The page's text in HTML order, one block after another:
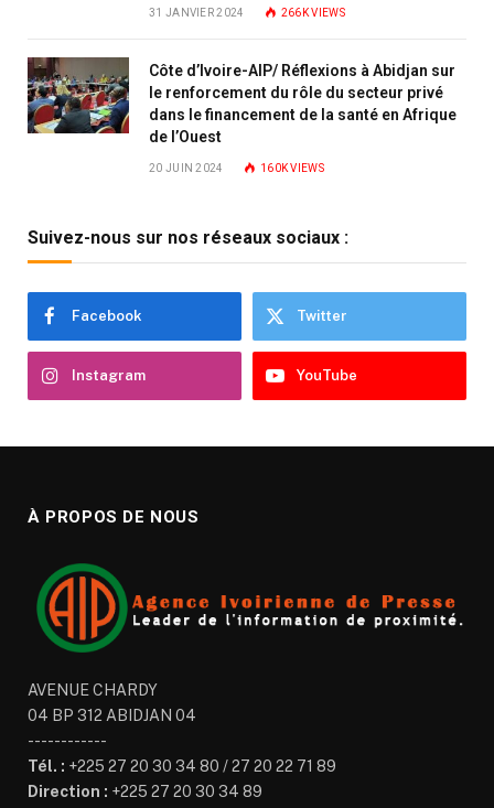
31 JANVIER 2024 266KVIEWS
Côte d’Ivoire-AIP/ Réflexions à Abidjan sur
le renforcement du rôle du secteur privé
dans le financement de la santé en Afrique
de l’Ouest
20 JUIN 2024 160KVIEWS
Suivez-nous sur nos réseaux sociaux :
Facebook Twitter
Instagram YouTube
À PROPOS DE NOUS
AVENUE CHARDY
04 BP 312 ABIDJAN 04
------------
Tél. : +225 27 20 30 34 80 / 27 20 22 71 89
Direction : +225 27 20 30 34 89